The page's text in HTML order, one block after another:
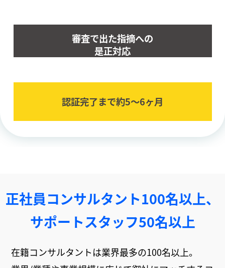
審査で出た指摘への
是正対応
認証完了まで約5〜6ヶ⽉
正社員コンサルタント100名以上、
サポートスタッフ50名以上
在籍コンサルタントは業界最多の100名以上。